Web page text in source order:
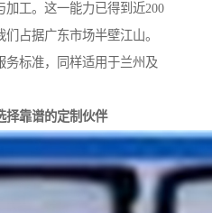
加工。这一能力已得到近200
占据广东市场半壁江山。
务标准，同样适用于兰州及
择靠谱的定制伙伴